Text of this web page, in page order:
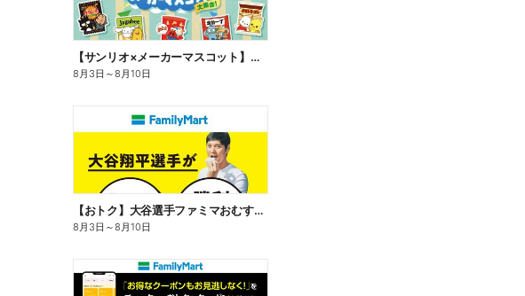
【サンリオ×メーカーマスコット】オリジナルグッズ貰える!
8月3日 ～8月10日
【おトク】大谷選手ファミマおむすび割
8月3日 ～8月10日